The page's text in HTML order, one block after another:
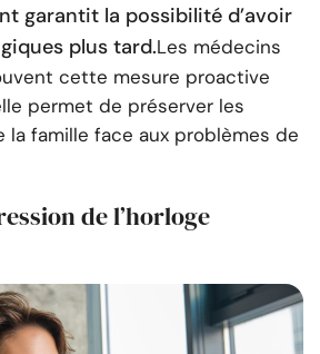
garantit la possibilité d’avoir
plus tard.Les médecins
cette mesure proactive
permet de préserver les
famille face aux problèmes de
de l’horloge